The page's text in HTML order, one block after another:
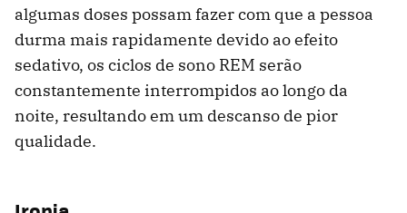
algumas doses possam fazer com que a pessoa
durma mais rapidamente devido ao efeito
sedativo, os ciclos de sono REM serão
constantemente interrompidos ao longo da
noite, resultando em um descanso de pior
qualidade.